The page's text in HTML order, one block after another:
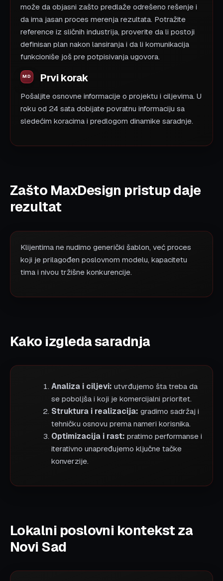
može da objasni zašto predlaže odrešeno rešenje i
da ima jasan proces merenja rezultata. Potražite
reference iz sličnih industrija, proverite da li postoji
definisan plan nakon lansiranja i da li komunikacija
funkcioniše još pre potpisivanja ugovora.
Prvi korak
Pošaljite osnovne informacije o projektu i ciljevima. U
roku od 24 sata dobijate povratnu informaciju sa
sledećim koracima i predlogom dinamike saradnje.
Zašto MaxDesign pristup daje
rezultat
Klijentima ne nudimo generički šablon, već proces
koji je prilagođen poslovnom modelu, kapacitetu
tima i nivou tržišne konkurencije.
Kako izgleda saradnja
Analiza i ciljevi: utvrđujemo šta treba da
se poboljša i koji je komercijalni prioritet.
Struktura i realizacija: gradimo sadržaj i
tehničku osnovu prema nameri korisnika.
Optimizacija i rast: pratimo performanse i
iterativno unapređujemo ključne tačke
konverzije.
Lokalni poslovni kontekst za
Novi Sad